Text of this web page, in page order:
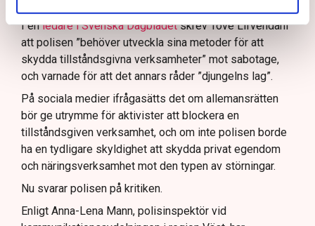
I enledare i Svenska Dagbladetskrev Tove Lifvendahl
att polisen ”behöver utveckla sina metoder för att
skydda tillståndsgivna verksamheter” mot sabotage,
och varnade för att det annars råder ”djungelns lag”.
På sociala medier ifrågasätts det om allemansrätten
bör ge utrymme för aktivister att blockera en
tillståndsgiven verksamhet, och om inte polisen borde
ha en tydligare skyldighet att skydda privat egendom
och näringsverksamhet mot den typen av störningar.
Nu svarar polisen på kritiken.
Enligt Anna-Lena Mann, polisinspektör vid